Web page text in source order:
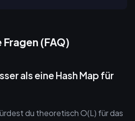
(FAQ)
als eine Hash Map für
du theoretisch O(L) für das